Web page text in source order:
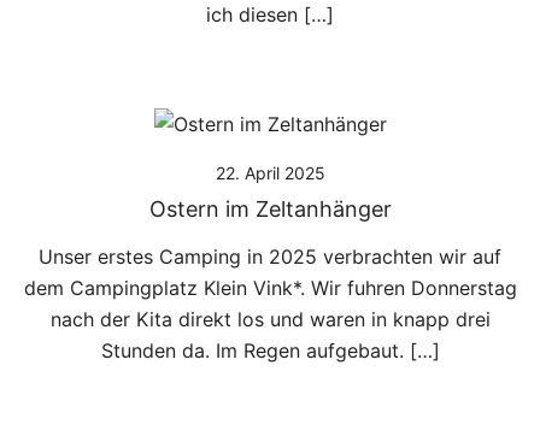
ich diesen […]
22. April 2025
Ostern im Zeltanhänger
Unser erstes Camping in 2025 verbrachten wir auf
dem Campingplatz Klein Vink*. Wir fuhren Donnerstag
nach der Kita direkt los und waren in knapp drei
Stunden da. Im Regen aufgebaut. […]